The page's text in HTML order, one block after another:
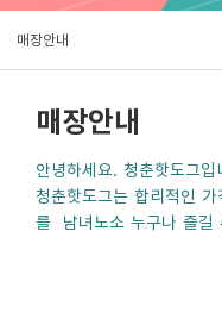
매장안내
매장안내
안녕하세요. 청춘핫도그입
청춘핫도그는 합리적인
를 남녀노소 누구나 즐길